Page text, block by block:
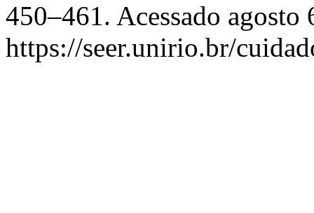
450–461. Acessado agosto
https://seer.unirio.br/